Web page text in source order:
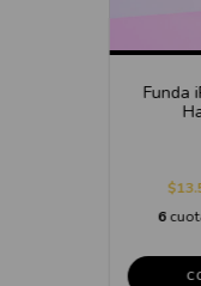
Funda
6